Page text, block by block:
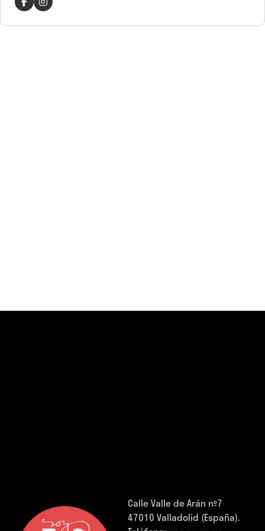
Calle Valle de Arán nº7
47010 Valladolid (España).